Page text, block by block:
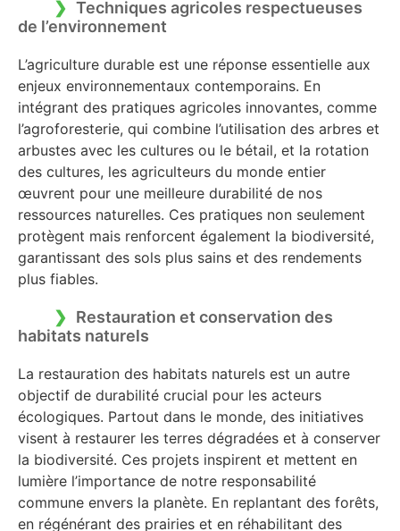
Techniques agricoles respectueuses
de l’environnement
L’agriculture durable est une réponse essentielle aux
enjeux environnementaux contemporains. En
intégrant des pratiques agricoles innovantes, comme
l’agroforesterie, qui combine l’utilisation des arbres et
arbustes avec les cultures ou le bétail, et la rotation
des cultures, les agriculteurs du monde entier
œuvrent pour une meilleure durabilité de nos
ressources naturelles. Ces pratiques non seulement
protègent mais renforcent également la biodiversité,
garantissant des sols plus sains et des rendements
plus fiables.
Restauration et conservation des
habitats naturels
La restauration des habitats naturels est un autre
objectif de durabilité crucial pour les acteurs
écologiques. Partout dans le monde, des initiatives
visent à restaurer les terres dégradées et à conserver
la biodiversité. Ces projets inspirent et mettent en
lumière l’importance de notre responsabilité
commune envers la planète. En replantant des forêts,
en régénérant des prairies et en réhabilitant des